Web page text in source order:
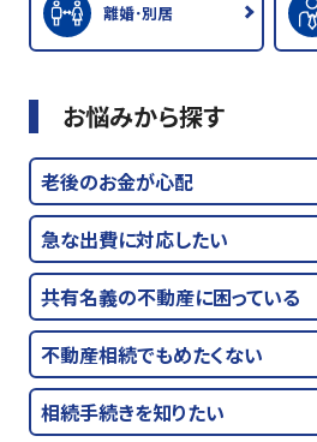
離婚･別居
お悩みから探す
老後のお金が心配
急な出費に対応したい
共有名義の不動産に困っている
不動産相続でもめたくない
相続手続きを知りたい